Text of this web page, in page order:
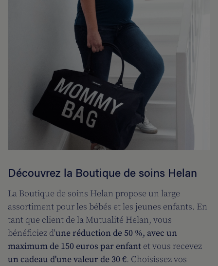
Découvrez la Boutique de soins Helan
La Boutique de soins Helan propose un large
assortiment pour les bébés et les jeunes enfants. En
tant que client de la Mutualité Helan, vous
bénéficiez d'une réduction de 50 %, avec un
maximum de 150 euros par enfant et vous recevez
un cadeau d'une valeur de 30 €. Choisissez vos